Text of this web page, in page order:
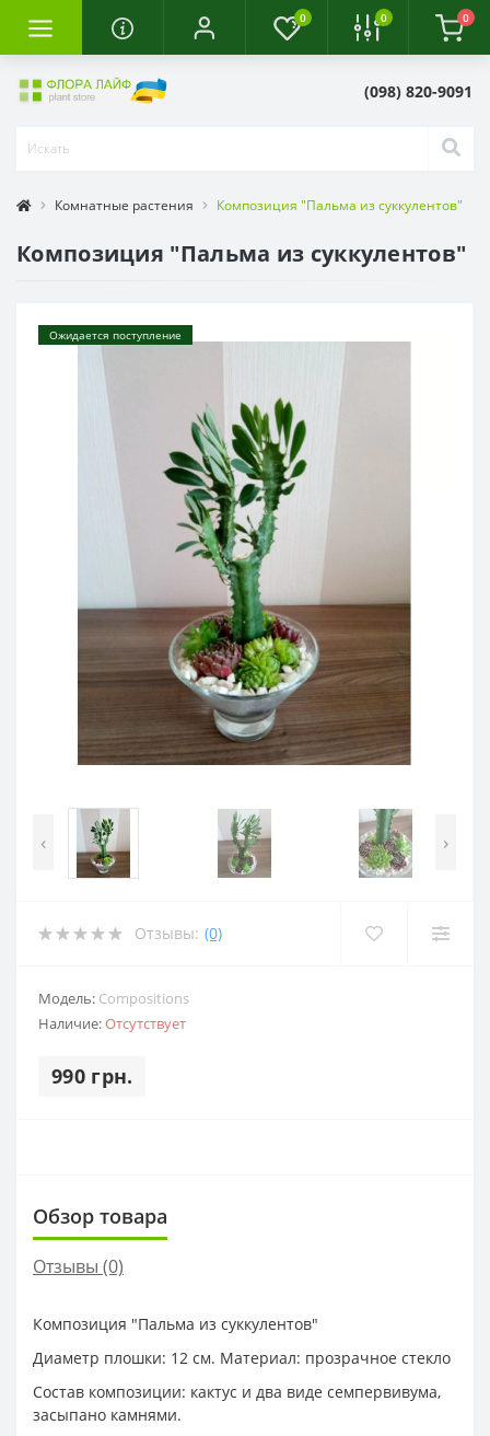
0 0 0
(098) 820-9091
Комнатные растения Композиция "Пальма из суккулентов"
Композиция "Пальма из суккулентов"
Ожидается поступление
‹ ›
Отзывы: (0)
Модель: Compositions
Наличие:Отсутствует
990 грн.
Обзор товара
Отзывы (0)
Композиция "Пальма из суккулентов"
Диаметр плошки: 12 см. Материал: прозрачное стекло
Состав композиции: кактус и два виде семпервивума,
засыпано камнями.